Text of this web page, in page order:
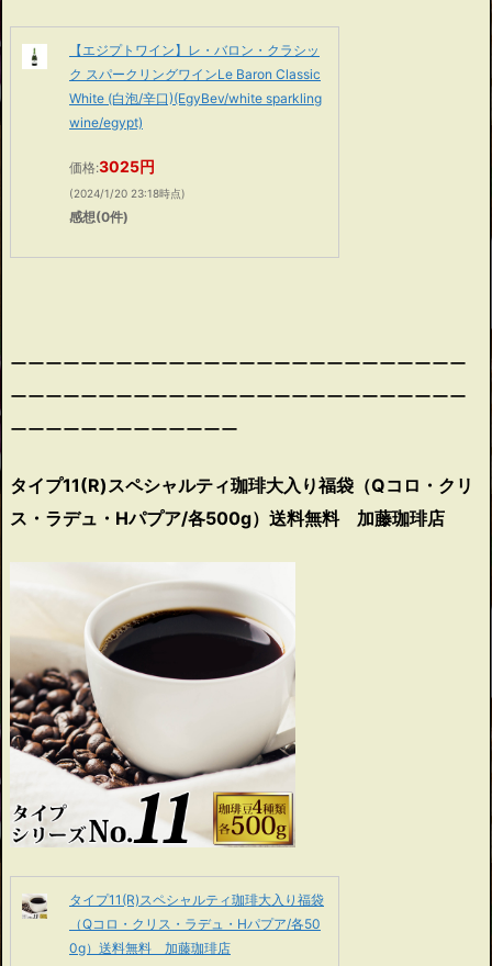
【エジプトワイン】レ・バロン・クラシッ
ク スパークリングワインLe Baron Classic
White (白泡/辛口)(EgyBev/white sparkling
wine/egypt)
価格:3025円
(2024/1/20 23:18時点)
感想(0件)
ーーーーーーーーーーーーーーーーーーーーーーーーーー
ーーーーーーーーーーーーーーーーーーーーーーーーーー
ーーーーーーーーーーーーー
タイプ11(R)スペシャルティ珈琲大入り福袋（Qコロ・クリ
ス・ラデュ・Hパプア/各500g）送料無料 加藤珈琲店
タイプ11(R)スペシャルティ珈琲大入り福袋
（Qコロ・クリス・ラデュ・Hパプア/各50
0g）送料無料 加藤珈琲店